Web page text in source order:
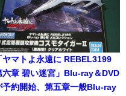
ヤマトよ永遠に REBEL3199
六章 碧い迷宮」Blu-ray＆DVD
予約開始、第五章一般Blu-ray